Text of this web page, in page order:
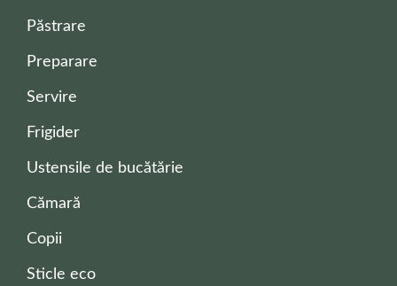
Păstrare
Preparare
Servire
Frigider
Ustensile de bucătărie
Cămară
Copii
Sticle eco